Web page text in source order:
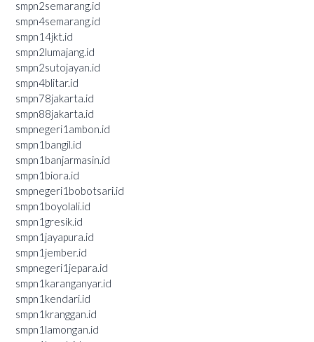
smpn2semarang.id
smpn4semarang.id
smpn14jkt.id
smpn2lumajang.id
smpn2sutojayan.id
smpn4blitar.id
smpn78jakarta.id
smpn88jakarta.id
smpnegeri1ambon.id
smpn1bangil.id
smpn1banjarmasin.id
smpn1biora.id
smpnegeri1bobotsari.id
smpn1boyolali.id
smpn1gresik.id
smpn1jayapura.id
smpn1jember.id
smpnegeri1jepara.id
smpn1karanganyar.id
smpn1kendari.id
smpn1kranggan.id
smpn1lamongan.id